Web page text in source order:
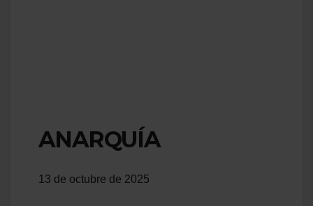
ANARQUÍA
13 de octubre de 2025